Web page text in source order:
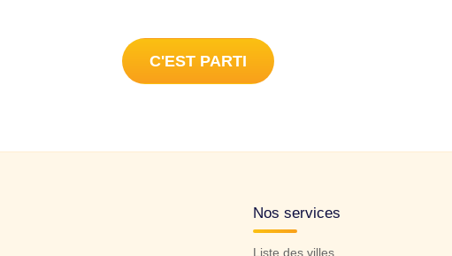
C'EST PARTI
Nos services
Liste des villes